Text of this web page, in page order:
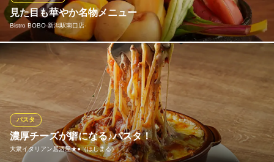
見た目も華やか名物メニュー
Bistro BOBO‐新潟駅南口店‐
みずみずしい珍しいフレッシュ野菜と、甘みを引き出したグリル
お野菜を贅沢に楽しめる一皿です。彩り豊かな旬の野菜に合わせ
るのは、お店特製の濃厚な自家製ソース。それぞれの野菜が持つ
本来の美味しさを、温かいソースがより一層引き立てます。
Bistro BOBO‐新潟駅南口店‐
ビストロ創作料理
ＪＲ新潟駅 徒歩6分
濃厚チーズが癖になる♪パスタ！
大衆イタリアン居酒屋★●（ほしまる）
パスタ